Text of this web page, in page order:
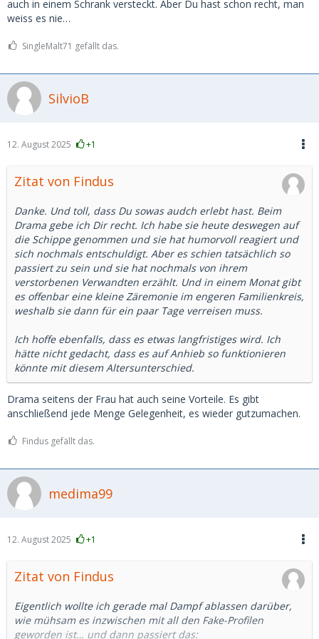
treffen. Sie meinte, wir könnten es einfach natürlich
angehen – ganz ohne finanzielle Unterstützung.
extrem sympathisch findet und sich schon auf unser
Wellenlänge.
Tja… und ich kann es immer noch nicht ganz fassen. Hat
jemand von euch schon mal etwas Ähnliches erlebt?
auch in einem Schrank versteckt. Aber Du hast schon recht, man
weiss es nie…
SingleMalt71 gefällt das.
SilvioB
12. August 2025 +1
Zitat von Findus
Danke. Und toll, dass Du sowas audch erlebt hast. Beim
Drama gebe ich Dir recht. Ich habe sie heute deswegen auf
die Schippe genommen und sie hat humorvoll reagiert und
sich nochmals entschuldigt. Aber es schien tatsächlich so
passiert zu sein und sie hat nochmals von ihrem
verstorbenen Verwandten erzählt. Und in einem Monat gibt
es offenbar eine kleine Zäremonie im engeren Familienkreis,
weshalb sie dann für ein paar Tage verreisen muss.
Ich hoffe ebenfalls, dass es etwas langfristiges wird. Ich
hätte nicht gedacht, dass es auf Anhieb so funktionieren
könnte mit diesem Altersunterschied.
Drama seitens der Frau hat auch seine Vorteile. Es gibt
anschließend jede Menge Gelegenheit, es wieder gutzumachen.
Findus gefällt das.
medima99
12. August 2025 +1
Zitat von Findus
Eigentlich wollte ich gerade mal Dampf ablassen darüber,
wie mühsam es inzwischen mit all den Fake-Profilen
geworden ist… und dann passiert das: